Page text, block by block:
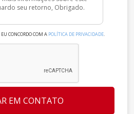
CONCORDO COM A POLÍTICA DE PRIVACIDADE.
ENTRAR EM CONTATO